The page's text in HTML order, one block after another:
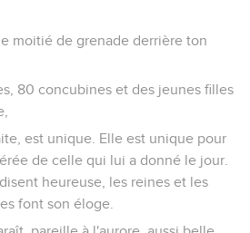
moitié de grenade derrière ton
80 concubines et des jeunes filles
est unique. Elle est unique pour
de celle qui lui a donné le jour.
heureuse, les reines et les
font son éloge.